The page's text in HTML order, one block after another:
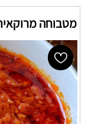
מטבוחה